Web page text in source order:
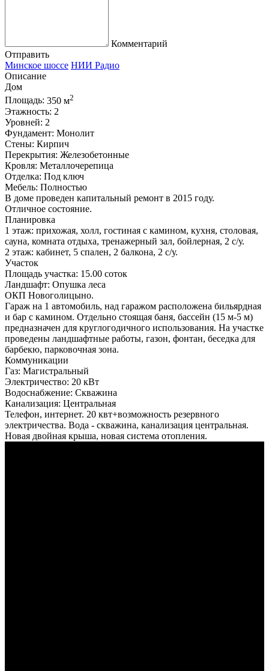
Комментарий
Отправить
Минское шоссе НИИ Радио
Описание
Дом
Площадь: 350 м2
Этажность: 2
Уровней: 2
Фундамент: Монолит
Стены: Кирпич
Перекрытия: Железобетонные
Кровля: Металлочерепица
Отделка: Под ключ
Мебель: Полностью
В доме проведен капитальный ремонт в 2015 году.
Отличное состояние.
Планировка
1 этаж: прихожая, холл, гостиная с камином, кухня, столовая,
сауна, комната отдыха, тренажерный зал, бойлерная, 2 с/у.
2 этаж: кабинет, 5 спален, 2 балкона, 2 с/у.
Участок
Площадь участка: 15.00 соток
Ландшафт: Опушка леса
ОКП Новоголицыно.
Гараж на 1 автомобиль, над гаражом расположена бильярдная
и бар с камином. Отдельно стоящая баня, бассейн (15 м-5 м)
предназначен для круглогодичного использования. На участке
проведены ландшафтные работы, газон, фонтан, беседка для
барбекю, парковочная зона.
Коммуникации
Газ: Магистральный
Электричество: 20 кВт
Водоснабжение: Скважина
Канализация: Центральная
Телефон, интернет. 20 квт+возможность резервного
электричества. Вода - скважина, канализация центральная.
Новая двойная крыша, новая система отопления.